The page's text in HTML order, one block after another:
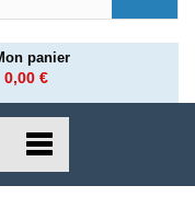
panier
0,00 €